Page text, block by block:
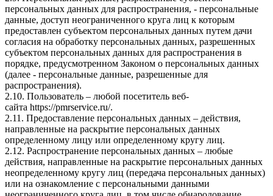
персональных данных для распространения, - персональные
данные, доступ неограниченного круга лиц к которым
предоставлен субъектом персональных данных путем дачи
согласия на обработку персональных данных, разрешенных
субъектом персональных данных для распространения в
порядке, предусмотренном Законом о персональных данных
(далее - персональные данные, разрешенные для
распространения).
2.10. Пользователь – любой посетитель веб-
сайта https://pmrservice.ru/.
2.11. Предоставление персональных данных – действия,
направленные на раскрытие персональных данных
определенному лицу или определенному кругу лиц.
2.12. Распространение персональных данных – любые
действия, направленные на раскрытие персональных данных
неопределенному кругу лиц (передача персональных данных)
или на ознакомление с персональными данными